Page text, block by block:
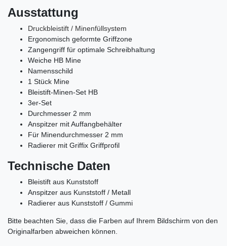
Ausstattung
Druckbleistift / Minenfüllsystem
Ergonomisch geformte Griffzone
Zangengriff für optimale Schreibhaltung
Weiche HB Mine
Namensschild
1 Stück Mine
Bleistift-Minen-Set HB
3er-Set
Durchmesser 2 mm
Anspitzer mit Auffangbehälter
Für Minendurchmesser 2 mm
Radierer mit Griffix Griffprofil
Technische Daten
Bleistift aus Kunststoff
Anspitzer aus Kunststoff / Metall
Radierer aus Kunststoff / Gummi
Bitte beachten Sie, dass die Farben auf Ihrem Bildschirm von den
Originalfarben abweichen können.